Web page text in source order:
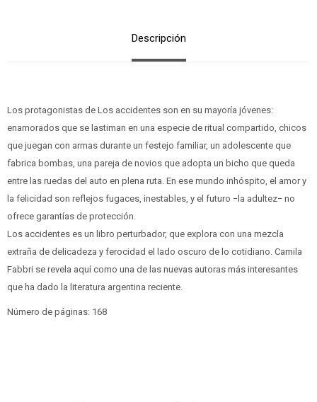
Descripción
Los protagonistas de Los accidentes son en su mayoría jóvenes:
enamorados que se lastiman en una especie de ritual compartido, chicos
que juegan con armas durante un festejo familiar, un adolescente que
fabrica bombas, una pareja de novios que adopta un bicho que queda
entre las ruedas del auto en plena ruta. En ese mundo inhóspito, el amor y
la felicidad son reflejos fugaces, inestables, y el futuro −la adultez− no
ofrece garantías de protección.
Los accidentes es un libro perturbador, que explora con una mezcla
extraña de delicadeza y ferocidad el lado oscuro de lo cotidiano. Camila
Fabbri se revela aquí como una de las nuevas autoras más interesantes
que ha dado la literatura argentina reciente.
Número de páginas: 168